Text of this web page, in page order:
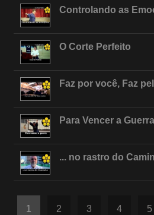
Controlando as
O Corte Perfeito
Faz por você, Faz
Para Vencer a Guerra
... no rastro do
1 2 3 4 5